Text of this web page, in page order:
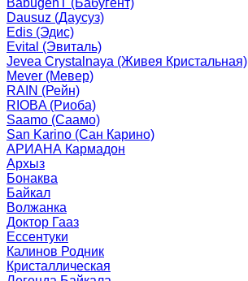
BabugenT (Бабугент)
Dausuz (Даусуз)
Edis (Эдис)
Evital (Эвиталь)
Jevea Crystalnaya (Живея Кристальная)
Mever (Мевер)
RAIN (Рейн)
RIOBA (Риоба)
Saamo (Саамо)
San Karino (Сан Карино)
АРИАНА Кармадон
Архыз
Бонаква
Байкал
Волжанка
Доктор Гааз
Ессентуки
Калинов Родник
Кристаллическая